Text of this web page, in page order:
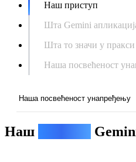
Наш приступ
Шта Gemini
Шта то значи у пракси
Наша посвећеност
Наша посвећеност унапређењу
Наш приступ
Наш